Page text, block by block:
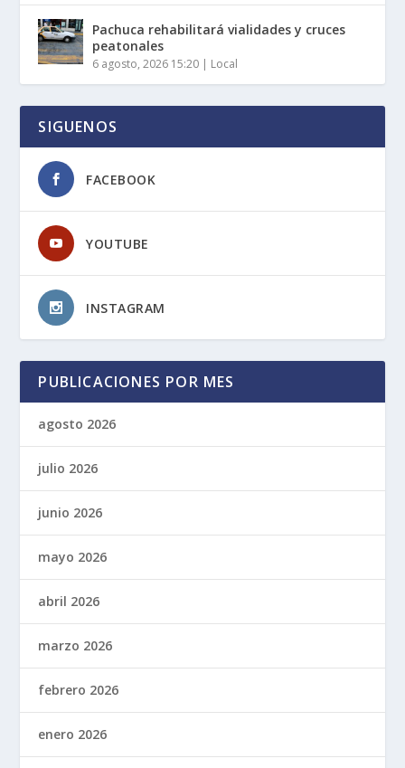
Pachuca rehabilitará vialidades y cruces
peatonales
6 agosto, 2026 15:20 | Local
SIGUENOS
FACEBOOK
YOUTUBE
INSTAGRAM
PUBLICACIONES POR MES
agosto 2026
julio 2026
junio 2026
mayo 2026
abril 2026
marzo 2026
febrero 2026
enero 2026